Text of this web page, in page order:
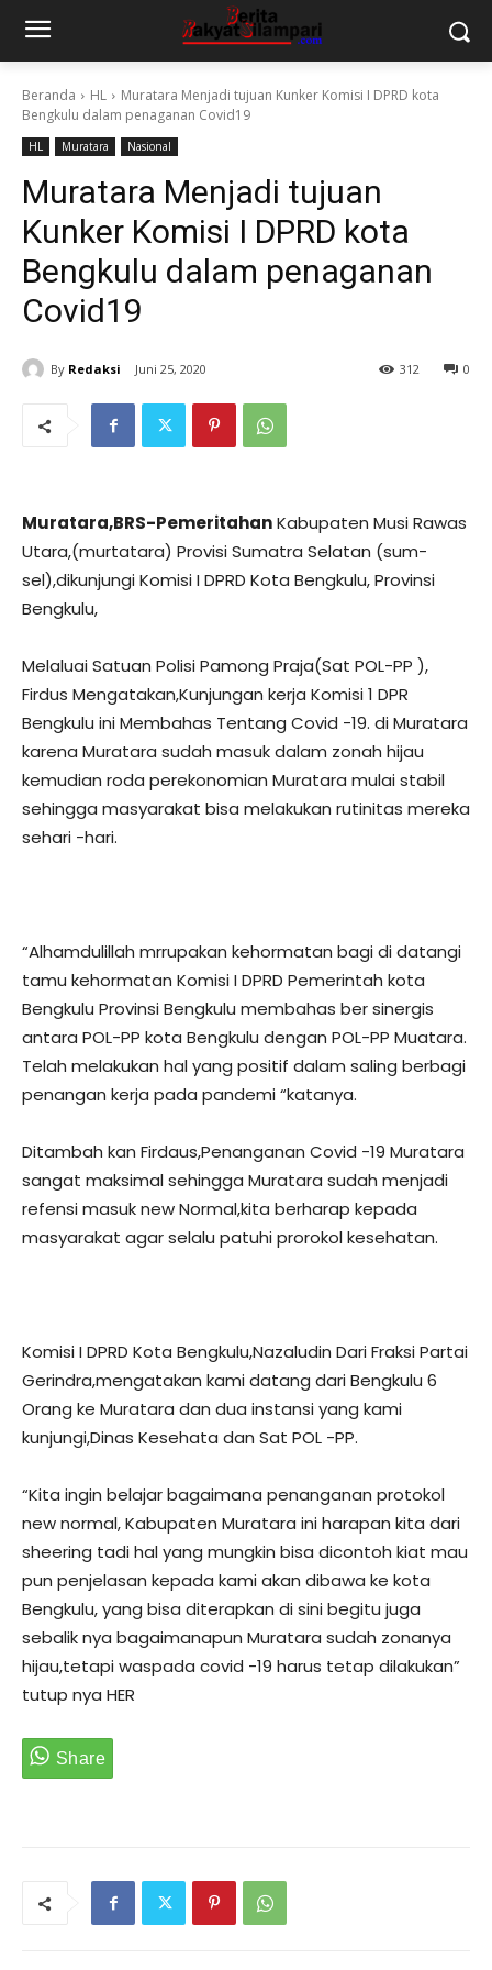
Beranda HL
Muratara Menjadi tujuan Kunker Komisi I DPRD kota
Bengkulu dalam penaganan Covid19
HL Muratara Nasional
Muratara Menjadi tujuan
Kunker Komisi I DPRD kota
Bengkulu dalam penaganan
Covid19
By Redaksi Juni 25, 2020 0
312
Muratara,BRS-PemeritahanKabupaten Musi Rawas
Utara,(murtatara) Provisi Sumatra Selatan (sum-
sel),dikunjungi Komisi I DPRD Kota Bengkulu, Provinsi
Bengkulu,
Melaluai Satuan Polisi Pamong Praja(Sat POL-PP ),
Firdus Mengatakan,Kunjungan kerja Komisi 1 DPR
Bengkulu ini Membahas Tentang Covid -19. di Muratara
karena Muratara sudah masuk dalam zonah hijau
kemudian roda perekonomian Muratara mulai stabil
sehingga masyarakat bisa melakukan rutinitas mereka
sehari -hari.
“Alhamdulillah mrrupakan kehormatan bagi di datangi
tamu kehormatan Komisi I DPRD Pemerintah kota
Bengkulu Provinsi Bengkulu membahas ber sinergis
antara POL-PP kota Bengkulu dengan POL-PP Muatara.
Telah melakukan hal yang positif dalam saling berbagi
penangan kerja pada pandemi “katanya.
Ditambah kan Firdaus,Penanganan Covid -19 Muratara
sangat maksimal sehingga Muratara sudah menjadi
refensi masuk new Normal,kita berharap kepada
masyarakat agar selalu patuhi prorokol kesehatan.
Komisi I DPRD Kota Bengkulu,Nazaludin Dari Fraksi Partai
Gerindra,mengatakan kami datang dari Bengkulu 6
Orang ke Muratara dan dua instansi yang kami
kunjungi,Dinas Kesehata dan Sat POL -PP.
“Kita ingin belajar bagaimana penanganan protokol
new normal, Kabupaten Muratara ini harapan kita dari
sheering tadi hal yang mungkin bisa dicontoh kiat mau
pun penjelasan kepada kami akan dibawa ke kota
Bengkulu, yang bisa diterapkan di sini begitu juga
sebalik nya bagaimanapun Muratara sudah zonanya
hijau,tetapi waspada covid -19 harus tetap dilakukan”
tutup nya HER